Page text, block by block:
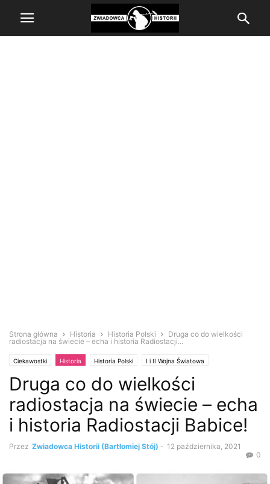
Strona główna Historia Historia Polski
Druga co do wielkości
radiostacja na świecie – echa i historia Radiostacji...
Ciekawostki Historia Historia Polski I i II Wojna Światowa
Zabytki i antyki
Druga co do wielkości
radiostacja na świecie – echa
i historia Radiostacji Babice!
Przez Zwiadowca Historii (Bartłomiej Stój) - 12 października, 2021
0